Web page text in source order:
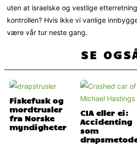
uten at israelske og vestlige
kontrollen? Hvis ikke vi vanlige
være vår tur neste gang.
SE
Fiskefusk og
mordtrusler
fra Norske
myndigheter
CIA eller ei:
Accidenting
som